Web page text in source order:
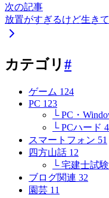
次の記事
放置がすぎるけど生き
カテゴリ #
ゲーム 124
PC 123
└ PC・
└ PCハード
スマートフォン 51
四方山話 12
└ 宅建士試験
ブログ関連 32
園芸 11